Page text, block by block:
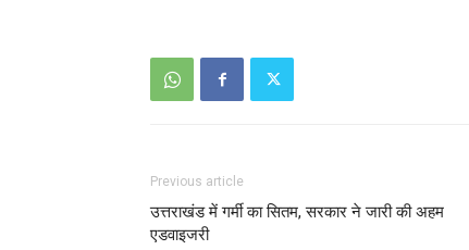
Previous article
उत्तराखंड में गर्मी का सितम, सरकार ने जारी की अहम
एडवाइजरी